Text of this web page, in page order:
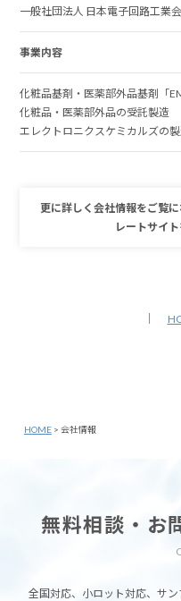
一般社団法人 日本電子回路工業会
事業内容
化粧品基剤・医薬部外品基剤「
化粧品・医薬部外品の受託製造
エレクトロニクスケミカルズの
更に詳しく会社情報をご覧
レートサイ
HOME> 会社情報
無料相談・お
全国対応、小ロット対応、サ